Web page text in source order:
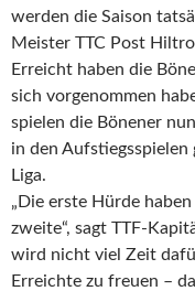
werden die Saison
Meister TTC Post
Erreicht haben die
sich vorgenommen
spielen die Bönener
in den
Liga.
„Die erste Hürde
zweite“, sagt TTF-
wird nicht viel Zeit
Erreichte zu freuen –